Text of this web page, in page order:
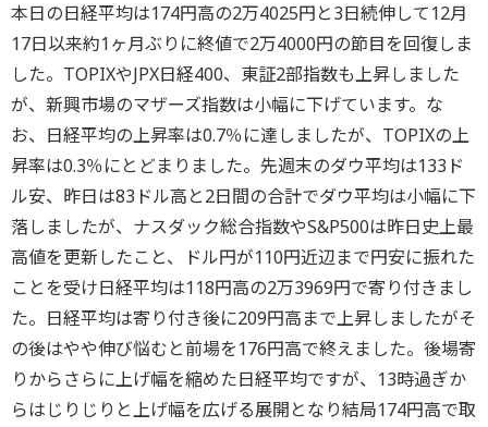
本日の日経平均は174円高の2万4025円と3日続伸して12月
17日以来約1ヶ月ぶりに終値で2万4000円の節目を回復しま
した。TOPIXやJPX日経400、東証2部指数も上昇しました
が、新興市場のマザーズ指数は小幅に下げています。な
お、日経平均の上昇率は0.7％に達しましたが、TOPIXの上
昇率は0.3％にとどまりました。先週末のダウ平均は133ド
ル安、昨日は83ドル高と2日間の合計でダウ平均は小幅に下
落しましたが、ナスダック総合指数やS&P500は昨日史上最
高値を更新したこと、ドル円が110円近辺まで円安に振れた
ことを受け日経平均は118円高の2万3969円で寄り付きまし
た。日経平均は寄り付き後に209円高まで上昇しましたがそ
の後はやや伸び悩むと前場を176円高で終えました。後場寄
りからさらに上げ幅を縮めた日経平均ですが、13時過ぎか
らはじりじりと上げ幅を広げる展開となり結局174円高で取